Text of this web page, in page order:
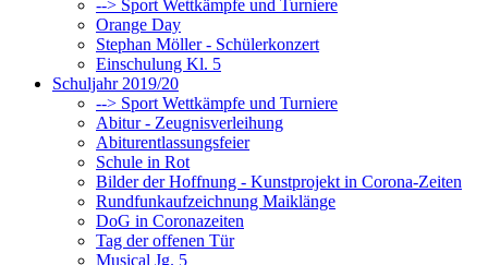
--> Sport Wettkämpfe und Turniere
Orange Day
Stephan Möller - Schülerkonzert
Einschulung Kl. 5
Schuljahr 2019/20
--> Sport Wettkämpfe und Turniere
Abitur - Zeugnisverleihung
Abiturentlassungsfeier
Schule in Rot
Bilder der Hoffnung - Kunstprojekt in Corona-Zeiten
Rundfunkaufzeichnung Maiklänge
DoG in Coronazeiten
Tag der offenen Tür
Musical Jg. 5